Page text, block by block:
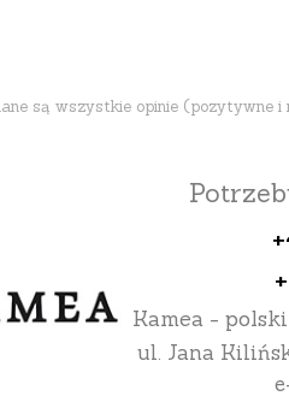
są wszystkie opinie (pozytywne i
Kamea -
ul. Jana